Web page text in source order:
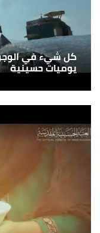
كل شيء في
يوميات حسينية